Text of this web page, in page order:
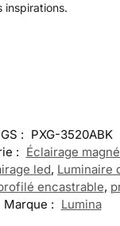
inspirations.
: PXG-3520ABK
: Éclairage
led, Luminaire
encastrable,
Marque : Lumina